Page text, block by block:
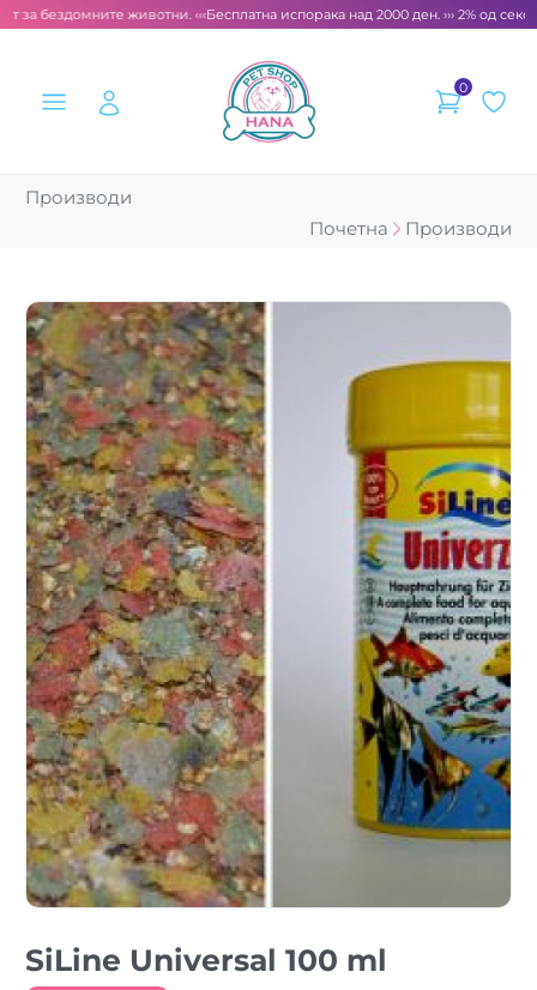
за бездомните животни. ‹‹‹ Бесплатна испорака над 2000 ден. ››› 2% од
0
Производи
Почетна
Производи
SiLine Universal 100 ml